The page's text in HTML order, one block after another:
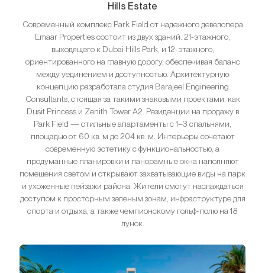
Hills Estate
Современный комплекс Park Field от надежного девелопера
Emaar Properties состоит из двух зданий: 21-этажного,
выходящего к Dubai Hills Park, и 12-этажного,
ориентированного на главную дорогу, обеспечивая баланс
между уединением и доступностью. Архитектурную
концепцию разработала студия Barajeel Engineering
Consultants, стоящая за такими знаковыми проектами, как
Dusit Princess и Zenith Tower A2. Резиденции на продажу в
Park Field — стильные апартаменты с 1–3 спальнями,
площадью от 60 кв. м до 204 кв. м. Интерьеры сочетают
современную эстетику с функциональностью, а
продуманные планировки и панорамные окна наполняют
помещения светом и открывают захватывающие виды на парк
и ухоженные пейзажи района. Жители смогут наслаждаться
доступом к просторным зеленым зонам, инфраструктуре для
спорта и отдыха, а также чемпионскому гольф-полю на 18
лунок.